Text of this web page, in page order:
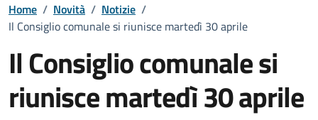
Home / Novità / Notizie /
Il Consiglio comunale si riunisce martedì 30 aprile
Il Consiglio comunale si
riunisce martedì 30 aprile